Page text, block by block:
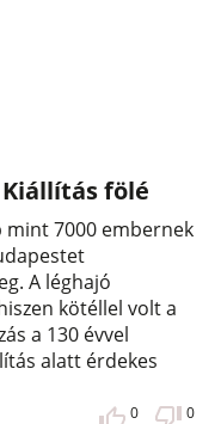
Kiállítás fölé
7000 embernek
A léghajó
kötéllel volt a
a 130 évvel
alatt érdekes
0 0